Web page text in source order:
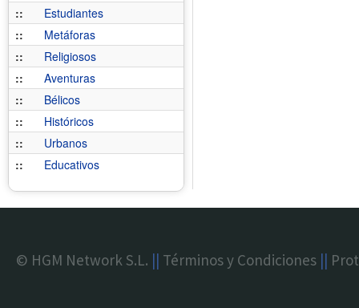
::
Estudiantes
::
Metáforas
::
Religiosos
::
Aventuras
::
Bélicos
::
Históricos
::
Urbanos
::
Educativos
© HGM Network S.L. || Términos y Condiciones ||